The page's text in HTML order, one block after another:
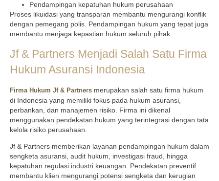
Pendampingan kepatuhan hukum perusahaan
Proses likuidasi yang transparan membantu mengurangi konflik
dengan pemegang polis. Pendampingan hukum yang tepat juga
membantu menjaga kepastian hukum seluruh pihak.
Jf & Partners Menjadi Salah Satu Firma
Hukum Asuransi Indonesia
Firma Hukum Jf & Partners merupakan salah satu firma hukum
di Indonesia yang memiliki fokus pada hukum asuransi,
perbankan, dan manajemen risiko. Firma ini dikenal
menggunakan pendekatan hukum yang terintegrasi dengan tata
kelola risiko perusahaan.
Jf & Partners memberikan layanan pendampingan hukum dalam
sengketa asuransi, audit hukum, investigasi fraud, hingga
kepatuhan regulasi industri keuangan. Pendekatan preventif
membantu klien mengurangi potensi sengketa dan kerugian